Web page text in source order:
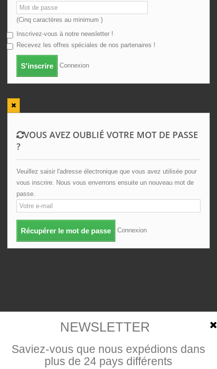
(Cinq caractères au minimum )
Inscrivez-vous à notre newsletter !
Recevez les offres spéciales de nos partenaires !
S'inscrire Connexion
VOUS AVEZ OUBLIÉ VOTRE MOT DE PASSE
?
Veuillez saisir l'adresse électronique que vous avez utilisée pour
vous inscrire. Nous vous enverrons ensuite un nouveau mot de
passe.
Récupérer le mot de passe Connexion
NEWSLETTER
Saviez-vous que nous expédions dans
plus de 24 pays différents